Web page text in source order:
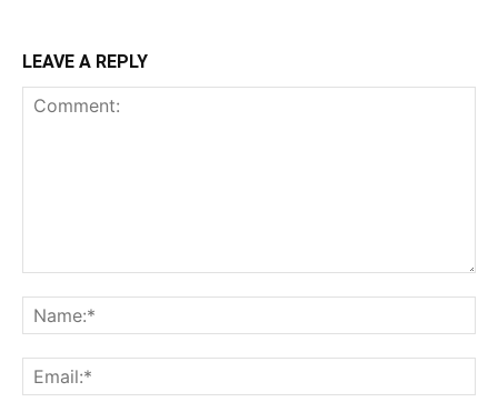
LEAVE A REPLY